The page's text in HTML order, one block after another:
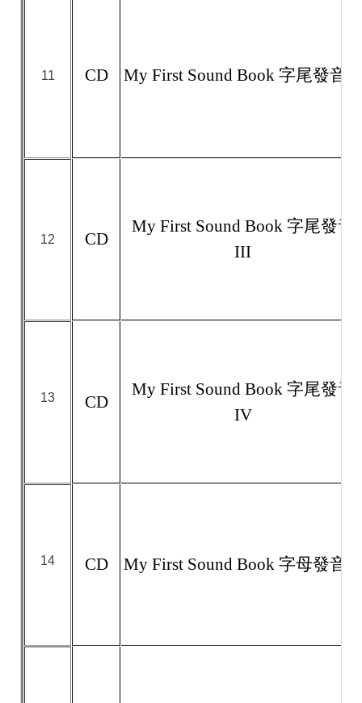
11 CD My First Sound Book 字尾發音 II
12 CD
My First Sound Book 字尾發音
III
13 CD
My First Sound Book 字尾發音
IV
14 CD My First Sound Book 字母發音 II